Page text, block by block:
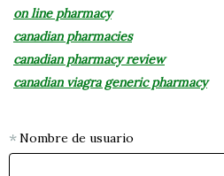
on line pharmacy
canadian pharmacies
canadian pharmacy review
canadian viagra generic pharmacy
Nombre de usuario